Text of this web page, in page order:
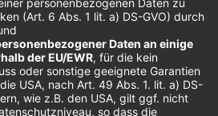
Instagram und WhatsApp.
Media-Kanälen findest du hier: